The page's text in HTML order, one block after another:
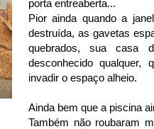
porta entreaberta...
Pior ainda quando a
destruída, as gavetas
quebrados, sua casa
desconhecido
invadir o espaço alheio.
Ainda bem que a piscina
Também não roubaram